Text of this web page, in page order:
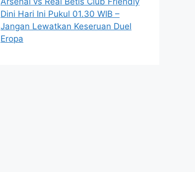
Dini Hari Ini Pukul 01.30 WIB –
Jangan Lewatkan Keseruan Duel
Eropa